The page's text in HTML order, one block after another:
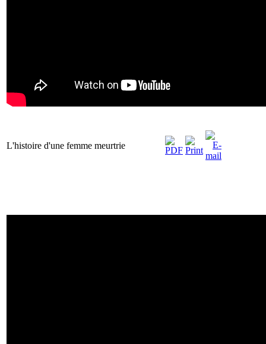
L'histoire d'une femme meurtrie